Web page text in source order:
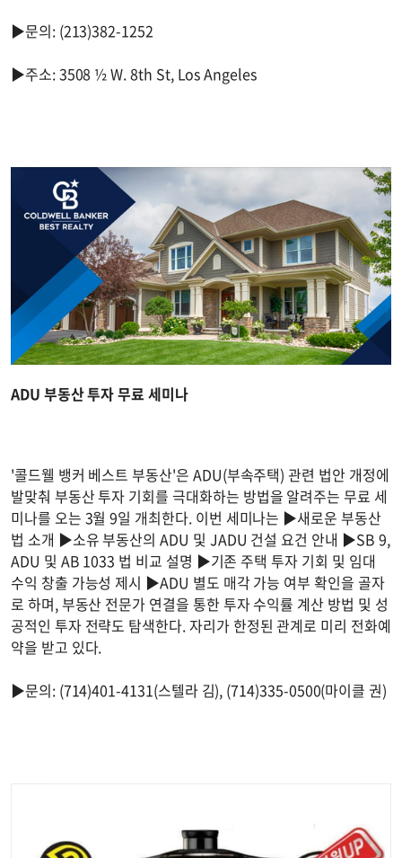
▶문의: (213)382-1252
▶주소: 3508 ½ W. 8th St, Los Angeles
ADU 부동산 투자 무료 세미나
'콜드웰 뱅커 베스트 부동산'은 ADU(부속주택) 관련 법안 개정에
발맞춰 부동산 투자 기회를 극대화하는 방법을 알려주는 무료 세
미나를 오는 3월 9일 개최한다. 이번 세미나는 ▶새로운 부동산
법 소개 ▶소유 부동산의 ADU 및 JADU 건설 요건 안내 ▶SB 9,
ADU 및 AB 1033 법 비교 설명 ▶기존 주택 투자 기회 및 임대
수익 창출 가능성 제시 ▶ADU 별도 매각 가능 여부 확인을 골자
로 하며, 부동산 전문가 연결을 통한 투자 수익률 계산 방법 및 성
공적인 투자 전략도 탐색한다. 자리가 한정된 관계로 미리 전화예
약을 받고 있다.
▶문의: (714)401-4131(스텔라 김), (714)335-0500(마이클 권)